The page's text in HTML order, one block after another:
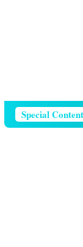
Special Content
Menghapus